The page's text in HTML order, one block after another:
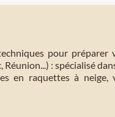
pour préparer
: spécialisé
en raquettes à neige,